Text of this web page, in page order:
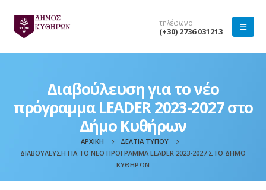
τηλέφωνο
(+30) 2736 031213
Διαβούλευση για το νέο
πρόγραμμα LEADER 2023-2027 στο
Δήμο Κυθήρων
ΑΡΧΙΚΉ
ΔΕΛΤΊΑ ΤΎΠΟΥ
ΔΙΑΒΟΎΛΕΥΣΗ ΓΙΑ ΤΟ ΝΈΟ ΠΡΌΓΡΑΜΜΑ LEADER 2023-2027 ΣΤΟ ΔΉΜΟ
ΚΥΘΉΡΩΝ